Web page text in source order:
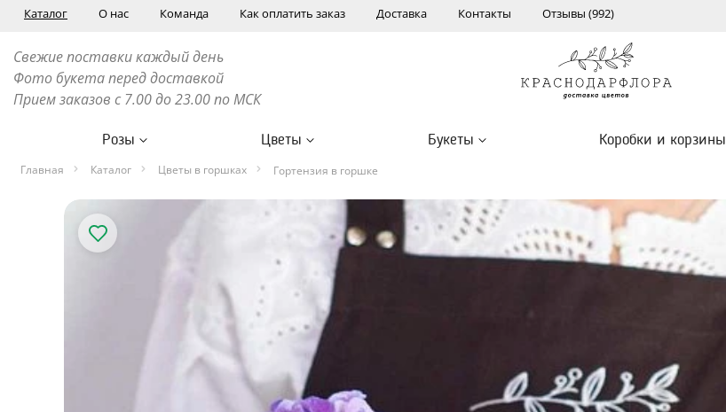
Каталог О нас Команда Как оплатить заказ Доставка Контакты Отзывы (992)
Свежие поставки каждый день
Фото букета перед доставкой
Прием заказов с 7.00 до 23.00 по МСК
Розы Цветы Букеты Коробки и корзины
Главная Каталог Цветы в горшках Гортензия в горшке